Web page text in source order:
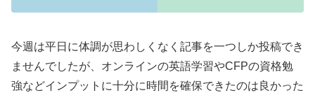
今週は平日に体調が思わしくなく記事を一つしか投稿でき
ませんでしたが、オンラインの英語学習やCFPの資格勉
強などインプットに十分に時間を確保できたのは良かった